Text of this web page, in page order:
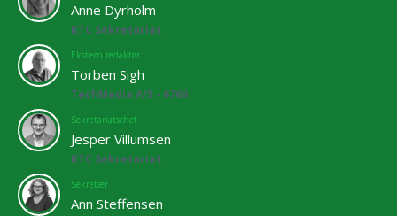
Anne Dyrholm
KTC Sekretariat
Ekstern redaktør
Torben Sigh
TechMedia A/S - 6769
Sekretariatschef
Jesper Villumsen
KTC Sekretariat
Sekretær
Ann Steffensen